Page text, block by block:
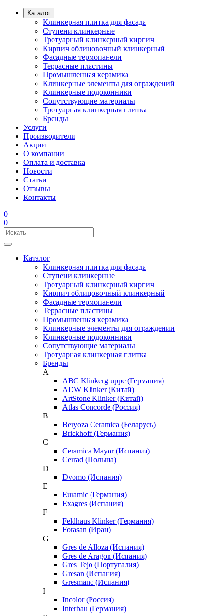
Каталог
Клинкерная плитка для фасада
Ступени клинкерные
Тротуарный клинкерный кирпич
Кирпич облицовочный клинкерный
Фасадные термопанели
Террасные пластины
Промышленная керамика
Клинкерные элементы для ограждений
Клинкерные подоконники
Сопутствующие материалы
Тротуарная клинкерная плитка
Бренды
Услуги
Производители
Акции
О компании
Оплата и доставка
Новости
Статьи
Отзывы
Контакты
0
0
Каталог
Клинкерная плитка для фасада
Ступени клинкерные
Тротуарный клинкерный кирпич
Кирпич облицовочный клинкерный
Фасадные термопанели
Террасные пластины
Промышленная керамика
Клинкерные элементы для ограждений
Клинкерные подоконники
Сопутствующие материалы
Тротуарная клинкерная плитка
Бренды
A
ABC Klinkergruppe (Германия)
ADW Klinker (Китай)
ArtStone Klinker (Китай)
Atlas Concorde (Россия)
B
Beryoza Ceramica (Беларусь)
Brickhoff (Германия)
C
Ceramica Mayor (Испания)
Cerrad (Польша)
D
Dvomo (Испания)
E
Euramic (Германия)
Exagres (Испания)
F
Feldhaus Klinker (Германия)
Forasan (Иран)
G
Gres de Alloza (Испания)
Gres de Aragon (Испания)
Gres Tejo (Португалия)
Gresan (Испания)
Gresmanc (Испания)
I
Incolor (Россия)
Interbau (Германия)